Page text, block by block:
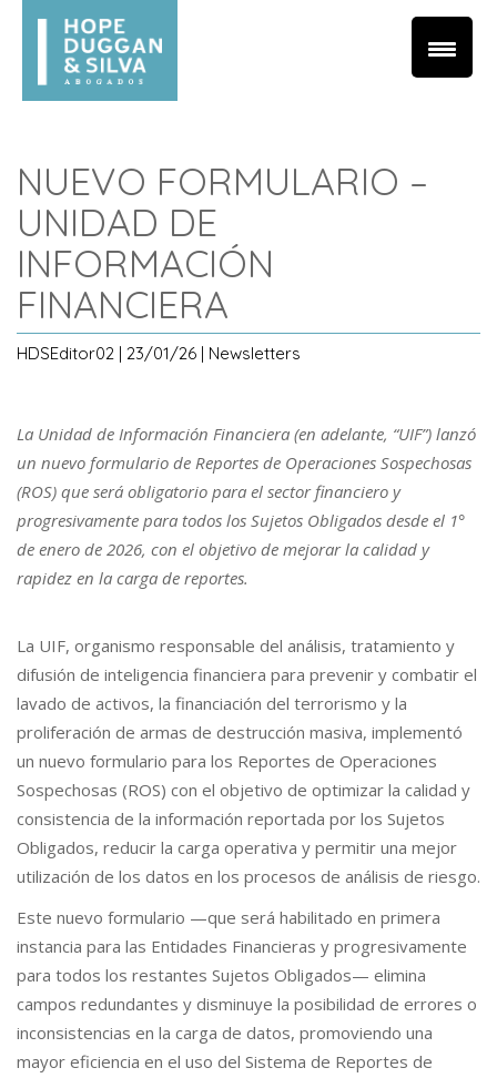
NUEVO FORMULARIO –
UNIDAD DE
INFORMACIÓN
FINANCIERA
HDSEditor02 | 23/01/26 | Newsletters
La Unidad de Información Financiera (en adelante, “UIF”) lanzó
un nuevo formulario de Reportes de Operaciones Sospechosas
(ROS) que será obligatorio para el sector financiero y
progresivamente para todos los Sujetos Obligados desde el 1°
de enero de 2026, con el objetivo de mejorar la calidad y
rapidez en la carga de reportes.
La UIF, organismo responsable del análisis, tratamiento y
difusión de inteligencia financiera para prevenir y combatir el
lavado de activos, la financiación del terrorismo y la
proliferación de armas de destrucción masiva, implementó
un nuevo formulario para los Reportes de Operaciones
Sospechosas (ROS) con el objetivo de optimizar la calidad y
consistencia de la información reportada por los Sujetos
Obligados, reducir la carga operativa y permitir una mejor
utilización de los datos en los procesos de análisis de riesgo.
Este nuevo formulario —que será habilitado en primera
instancia para las Entidades Financieras y progresivamente
para todos los restantes Sujetos Obligados— elimina
campos redundantes y disminuye la posibilidad de errores o
inconsistencias en la carga de datos, promoviendo una
mayor eficiencia en el uso del Sistema de Reportes de